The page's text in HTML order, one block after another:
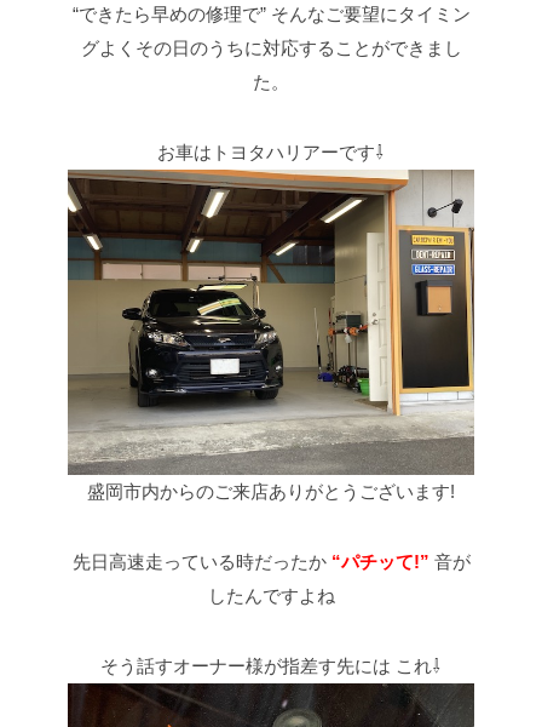
“できたら早めの修理で”そんなご要望にタイミン
グよくその日のうちに対応することができまし
た。
お車はトヨタハリアーです⇩
盛岡市内からのご来店ありがとうございます!
先日高速走っている時だったか “パチッて!” 音が
したんですよね
そう話すオーナー様が指差す先には これ⇩